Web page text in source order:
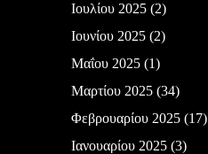
Ιουλίου 2025(2)
Ιουνίου 2025(2)
Μαΐου 2025(1)
Μαρτίου 2025(34)
Φεβρουαρίου 2025(17)
Ιανουαρίου 2025(3)